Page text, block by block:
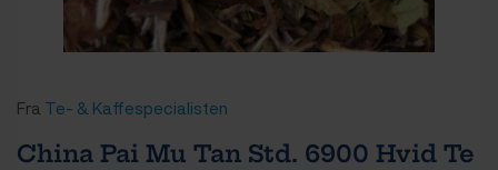
Fra Te- & Kaffespecialisten
China Pai Mu Tan Std. 6900 Hvid Te